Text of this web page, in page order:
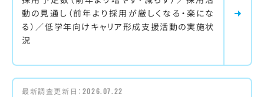
動の見通し（前年より採用が厳しくなる・楽にな
る）／低学年向けキャリア形成支援活動の実施状
況
最新調査更新日： 2026.07.22